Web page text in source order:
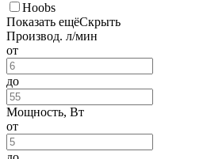
Hoobs
Показать ещёСкрыть
Производ. л/мин
от
до
Мощность, Вт
от